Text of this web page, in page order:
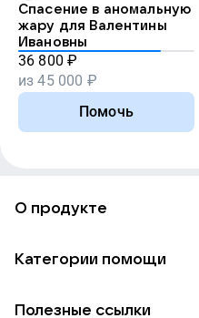
Спасение в аномальную
жару для Валентины
Ивановны
36 800 ₽
из45 000 ₽
Помочь
О продукте
Использование материалов
Категории помощи
Полезные ссылки